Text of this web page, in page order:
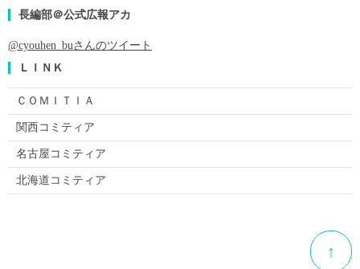
長編部＠公式広報アカ
@cyouhen_buさんのツイート
ＬＩＮＫ
ＣＯＭＩＴＩＡ
関西コミティア
名古屋コミティア
北海道コミティア
↑